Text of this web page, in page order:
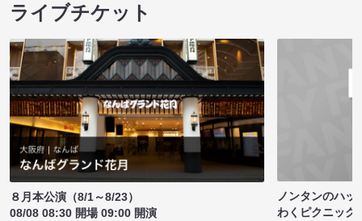
ライブチケット
８月本公演（8/1～8/23）
08/08 08:30 開場 09:00 開演
ノンタンのハッ
わくピクニック